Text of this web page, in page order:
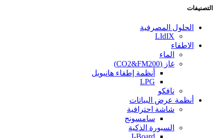
التصنيفات
الحلول المصرفية
LIdIX
الاطفاء
الماء
غاز (CO2&FM200)
أنظمة إطفاء هانيويل
LPG
نافكو
أنظمة عرض البياتات
شاشة احترافية
سامسونج
السبورة الذكية